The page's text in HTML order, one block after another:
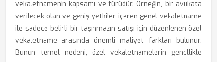
vekaletnamenin kapsamı ve türüdür. Örneğin, bir avukata
verilecek olan ve geniş yetkiler içeren genel vekaletname
ile sadece belirli bir taşınmazın satışı için düzenlenen özel
vekaletname arasında önemli maliyet farkları bulunur.
Bunun temel nedeni, özel vekaletnamelerin genellikle